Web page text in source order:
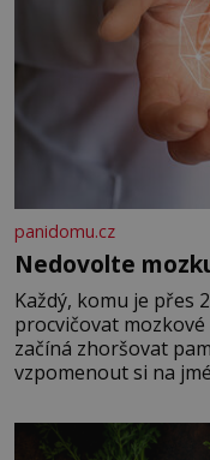
panidomu.cz
Nedovolte
Každý, komu je přes
procvičovat
začíná zhoršovat
vzpomenout si na
Je to opravdu tak, s
rozhodla stávkovat.